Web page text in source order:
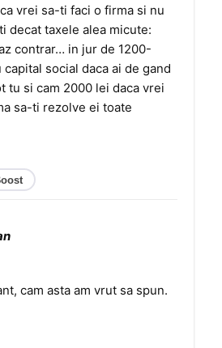
vrei sa-ti faci o firma si nu
decat taxele alea micute:
contrar… in jur de 1200-
social daca ai de gand
tu si cam 2000 lei daca vrei
sa-ti rezolve ei toate
cam asta am vrut sa spun.